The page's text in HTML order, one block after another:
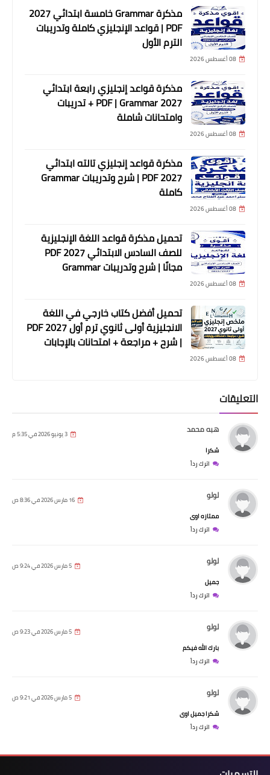
مذكرة Grammar خامسة ابتدائي 2027
PDF | قواعد الإنجليزي كاملة وتدريبات
الترم الأول
08 أغسطس 2026
مذكرة قواعد إنجليزي رابعة ابتدائي
2027 PDF | Grammar + تدريبات
وامتحانات شاملة
08 أغسطس 2026
مذكرة قواعد إنجليزي تالته ابتدائي
2027 PDF | شرح وتدريبات Grammar
كاملة
08 أغسطس 2026
تحميل مذكرة قواعد اللغة الإنجليزية
للصف السادس الابتدائي 2027 PDF
مجانًا | شرح وتدريبات Grammar
08 أغسطس 2026
تحميل أفضل كتاب خارجي في اللغة
الانجليزية أولى ثانوي ترم أول 2027 PDF
| شرح + مراجعة + امتحانات بالإجابات
08 أغسطس 2026
التعليقات
هبه محمد 3 يونيو 2026 في 5:35 م
شكرا
اترك رداً
لولو 16 مارس 2026 في 8:36 ص
ممتازه اوى
اترك رداً
لولو 5 مارس 2026 في 9:24 ص
جميل
اترك رداً
لولو 5 مارس 2026 في 9:23 ص
بارك الله فيكم
اترك رداً
لولو 5 مارس 2026 في 9:21 ص
شكرا جميل اوى
اترك رداً